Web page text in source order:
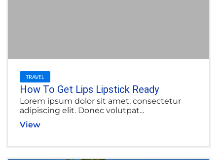
TRAVEL
How To Get Lips Lipstick Ready
Lorem ipsum dolor sit amet, consectetur
adipiscing elit. Donec volutpat...
View